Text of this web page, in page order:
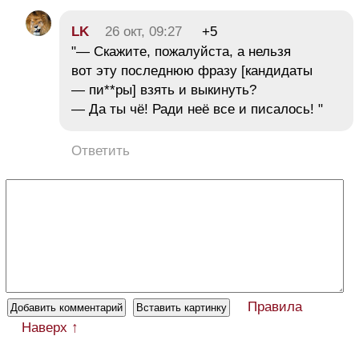
LK 26 окт, 09:27
+5
"— Скажите, пожалуйста, а нельзя
вот эту последнюю фразу [кандидаты
— пи**ры] взять и выкинуть?
— Да ты чё! Ради неё все и писалось! "
Ответить
Правила
Наверх ↑